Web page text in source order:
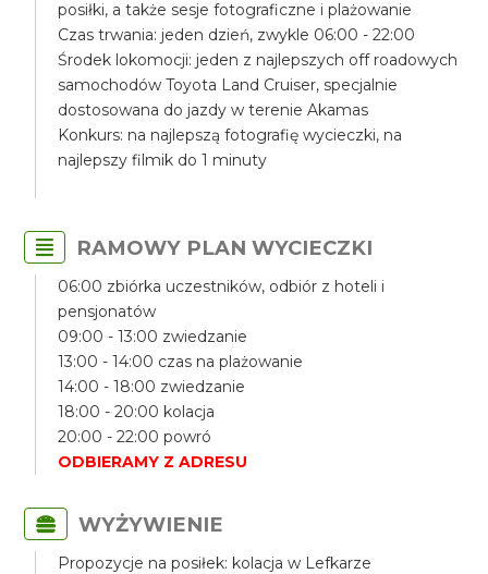
posiłki, a także sesje fotograficzne i plażowanie
Czas trwania: jeden dzień, zwykle 06:00 - 22:00
Środek lokomocji: jeden z najlepszych off roadowych
samochodów Toyota Land Cruiser, specjalnie
dostosowana do jazdy w terenie Akamas
Konkurs: na najlepszą fotografię wycieczki, na
najlepszy filmik do 1 minuty
RAMOWY PLAN WYCIECZKI
06:00 zbiórka uczestników, odbiór z hoteli i
pensjonatów
09:00 - 13:00 zwiedzanie
13:00 - 14:00 czas na plażowanie
14:00 - 18:00 zwiedzanie
18:00 - 20:00 kolacja
20:00 - 22:00 powró
ODBIERAMY Z ADRESU
WYŻYWIENIE
Propozycje na posiłek: kolacja w Lefkarze